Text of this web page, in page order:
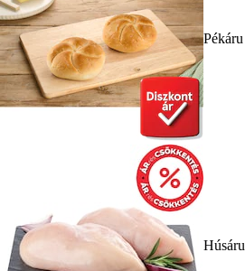
Pékáru
Húsáru